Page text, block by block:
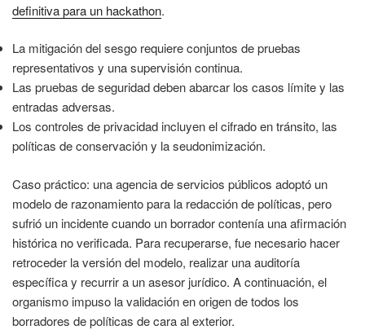
definitiva para un hackathon.
La mitigación del sesgo requiere conjuntos de pruebas
representativos y una supervisión continua.
Las pruebas de seguridad deben abarcar los casos límite y las
entradas adversas.
Los controles de privacidad incluyen el cifrado en tránsito, las
políticas de conservación y la seudonimización.
Caso práctico: una agencia de servicios públicos adoptó un
modelo de razonamiento para la redacción de políticas, pero
sufrió un incidente cuando un borrador contenía una afirmación
histórica no verificada. Para recuperarse, fue necesario hacer
retroceder la versión del modelo, realizar una auditoría
específica y recurrir a un asesor jurídico. A continuación, el
organismo impuso la validación en origen de todos los
borradores de políticas de cara al exterior.